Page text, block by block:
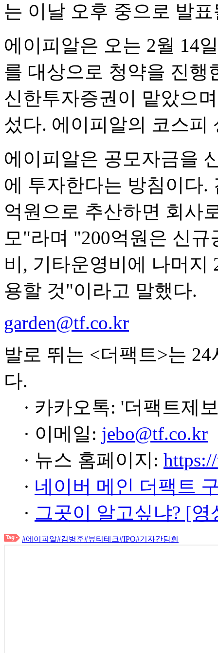
는 이날 오후 중으로 발
에이피알은 오는 2월 14
를 대상으로 청약을 진행
신한투자증권이 맡았으
섰다. 에이피알의 코스피
에이피알은 공모자금을
에 투자한다는 방침이다.
억원으로 추산하면 회사
모"라며 "200억원은 신
비, 기타운영비에 나머지
용할 것"이라고 말했다.
garden@tf.co.kr
발로 뛰는 <더팩트>는
다.
· 카카오톡: '더팩트제
· 이메일: jebo@tf.co.kr
· 뉴스 홈페이지:
· 네이버 메인 더팩트
· 그곳이 알고싶냐? [
#에이피알#김병훈#뷰티테크#IPO#기자간담회